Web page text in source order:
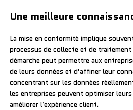
Une meilleure
La mise en conformité implique
processus de collecte et de
démarche peut permettre aux
de leurs données et d’affiner leur
concentrant sur les données
les entreprises peuvent optimiser
améliorer l’expérience client.